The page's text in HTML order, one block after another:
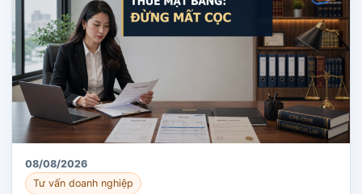
08/08/2026
Tư vấn doanh nghiệp